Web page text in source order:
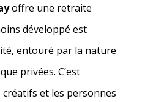
offre une retraite
développé est
entouré par la nature
privées. C’est
créatifs et les personnes